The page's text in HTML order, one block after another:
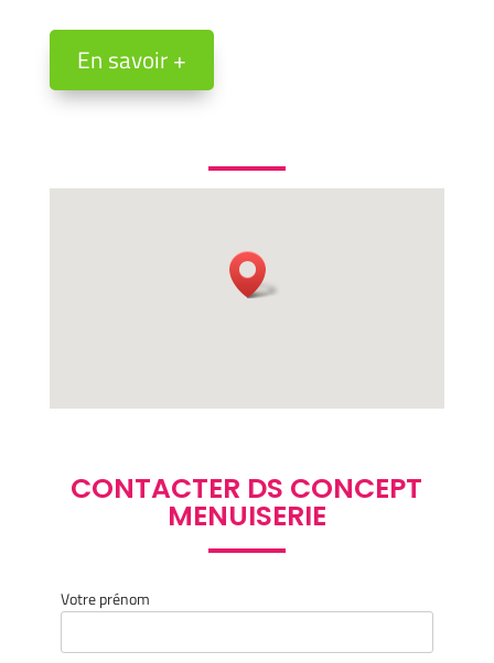
En savoir +
CONTACTER DS CONCEPT
MENUISERIE
Votre prénom